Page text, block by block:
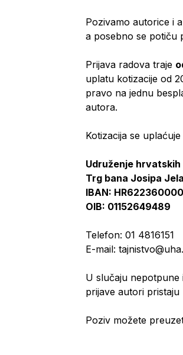
Pozivamo autorice i
a posebno se potiču
Prijava radova traje
uplatu kotizacije od
pravo na jednu
autora.
Kotizacija se
Udruženje
Trg bana Josipa
IBAN:
OIB: 01152649489
Telefon: 01 4816151
E-mail:
U slučaju nepotpune
prijave autori
Poziv možete